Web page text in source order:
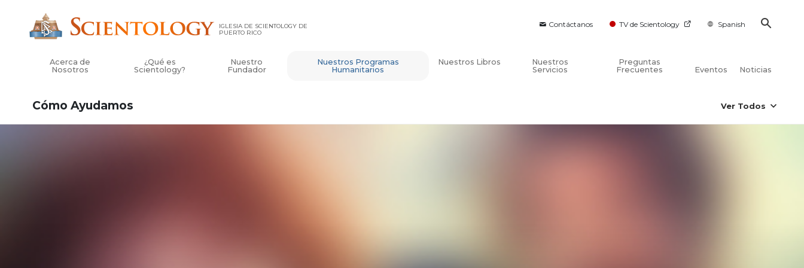
Contáctanos TV de Scientology Spanish
IGLESIA DE SCIENTOLOGY DE
PUERTO RICO
Acerca de
Nosotros
¿Qué es
Scientology?
Nuestro
Fundador
Nuestros Programas
Humanitarios
Nuestros Libros
Nuestros
Servicios
Preguntas
Frecuentes
Eventos Noticias
Cómo Ayudamos Ver Todos